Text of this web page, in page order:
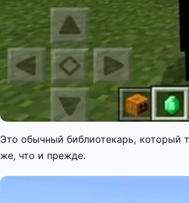
Это обычный библиотекарь, который
же, что и прежде.